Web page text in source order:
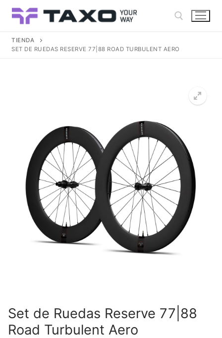
TIENDA
SET DE RUEDAS RESERVE 77|88 ROAD TURBULENT AERO
Set de Ruedas Reserve 77|88
Road Turbulent Aero